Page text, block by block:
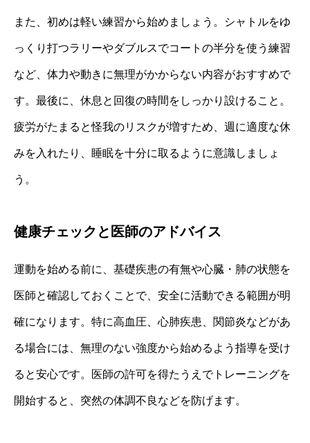
また、初めは軽い練習から始めましょう。シャトルをゆ
っくり打つラリーやダブルスでコートの半分を使う練習
など、体力や動きに無理がかからない内容がおすすめで
す。最後に、休息と回復の時間をしっかり設けること。
疲労がたまると怪我のリスクが増すため、週に適度な休
みを入れたり、睡眠を十分に取るように意識しましょ
う。
健康チェックと医師のアドバイス
運動を始める前に、基礎疾患の有無や心臓・肺の状態を
医師と確認しておくことで、安全に活動できる範囲が明
確になります。特に高血圧、心肺疾患、関節炎などがあ
る場合には、無理のない強度から始めるよう指導を受け
ると安心です。医師の許可を得たうえでトレーニングを
開始すると、突然の体調不良などを防げます。